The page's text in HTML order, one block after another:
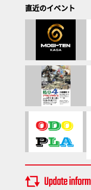
直近のイベント